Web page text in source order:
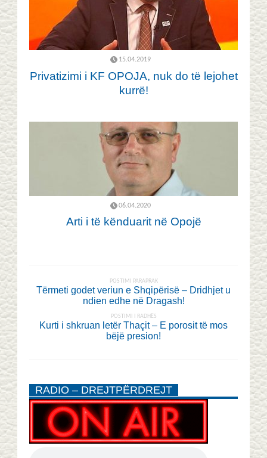
15.04.2019
Privatizimi i KF OPOJA, nuk do të lejohet
kurrë!
06.04.2020
Arti i të kënduarit në Opojë
POSTIMI PARAPRAK
Tërmeti godet veriun e Shqipërisë – Dridhjet u
ndien edhe në Dragash!
POSTIMI I RADHËS
Kurti i shkruan letër Thaçit – E porosit të mos
bëjë presion!
RADIO – DREJTPËRDREJT